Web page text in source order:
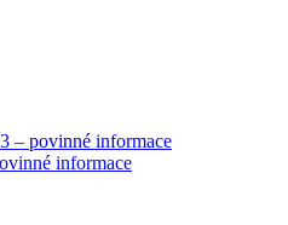
– povinné informace
informace